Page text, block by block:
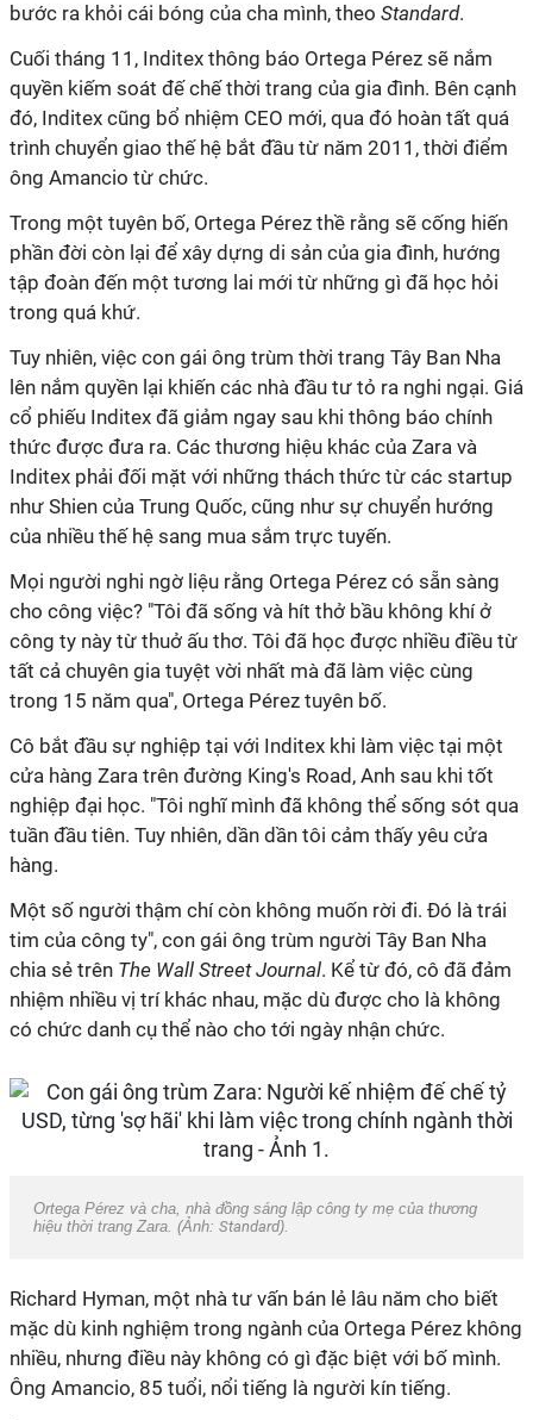
bước ra khỏi cái bóng của cha mình, theo Standard.
Cuối tháng 11, Inditex thông báo Ortega Pérez sẽ nắm
quyền kiếm soát đế chế thời trang của gia đình. Bên cạnh
đó, Inditex cũng bổ nhiệm CEO mới, qua đó hoàn tất quá
trình chuyển giao thế hệ bắt đầu từ năm 2011, thời điểm
ông Amancio từ chức.
Trong một tuyên bố, Ortega Pérez thề rằng sẽ cống hiến
phần đời còn lại để xây dựng di sản của gia đình, hướng
tập đoàn đến một tương lai mới từ những gì đã học hỏi
trong quá khứ.
Tuy nhiên, việc con gái ông trùm thời trang Tây Ban Nha
lên nắm quyền lại khiến các nhà đầu tư tỏ ra nghi ngại. Giá
cổ phiếu Inditex đã giảm ngay sau khi thông báo chính
thức được đưa ra. Các thương hiệu khác của Zara và
Inditex phải đối mặt với những thách thức từ các startup
như Shien của Trung Quốc, cũng như sự chuyển hướng
của nhiều thế hệ sang mua sắm trực tuyến.
Mọi người nghi ngờ liệu rằng Ortega Pérez có sẵn sàng
cho công việc? "Tôi đã sống và hít thở bầu không khí ở
công ty này từ thuở ấu thơ. Tôi đã học được nhiều điều từ
tất cả chuyên gia tuyệt vời nhất mà đã làm việc cùng
trong 15 năm qua", Ortega Pérez tuyên bố.
Cô bắt đầu sự nghiệp tại với Inditex khi làm việc tại một
cửa hàng Zara trên đường King's Road, Anh sau khi tốt
nghiệp đại học. "Tôi nghĩ mình đã không thể sống sót qua
tuần đầu tiên. Tuy nhiên, dần dần tôi cảm thấy yêu cửa
hàng.
Một số người thậm chí còn không muốn rời đi. Đó là trái
tim của công ty", con gái ông trùm người Tây Ban Nha
chia sẻ trên The Wall Street Journal. Kể từ đó, cô đã đảm
nhiệm nhiều vị trí khác nhau, mặc dù được cho là không
có chức danh cụ thể nào cho tới ngày nhận chức.
Ortega Pérez và cha, nhà đồng sáng lập công ty mẹ của thương
hiệu thời trang Zara. (Ảnh: Standard).
Richard Hyman, một nhà tư vấn bán lẻ lâu năm cho biết
mặc dù kinh nghiệm trong ngành của Ortega Pérez không
nhiều, nhưng điều này không có gì đặc biệt với bố mình.
Ông Amancio, 85 tuổi, nổi tiếng là người kín tiếng.